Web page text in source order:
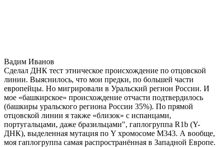
Вадим Иванов
Сделал ДНК тест этническое происхождение по отцовской
линии. Выяснилось, что мои предки, по большей части
европейцы. Но мигрировали в Уральский регион России. И
мое «башкирское» происхождение отчасти подтвердилось
(башкиры уральского региона России 35%). По прямой
отцовской линии я также «близок» с испанцами,
португальцами, даже бразильцами", гаплогруппа R1b (Y-
ДНК), выделенная мутация по Y хромосоме М343. А вообще,
моя гаплогруппа самая распространённая в Западной Европе.